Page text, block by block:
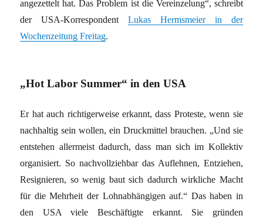
angezettelt hat. Das Problem ist die Vereinzelung“, schreibt
der USA-KorrespondentLukas Hermsmeier in der
Wochenzeitung Freitag.
„Hot Labor Summer“ in den USA
Er hat auch richtigerweise erkannt, dass Proteste, wenn sie
nachhaltig sein wollen, ein Druckmittel brauchen. „Und sie
entstehen allermeist dadurch, dass man sich im Kollektiv
organisiert. So nachvollziehbar das Auflehnen, Entziehen,
Resignieren, so wenig baut sich dadurch wirkliche Macht
für die Mehrheit der Lohnabhängigen auf.“ Das haben in
den USA viele Beschäftigte erkannt. Sie gründen